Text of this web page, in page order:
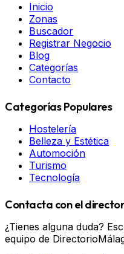
Inicio
Zonas
Buscador
Registrar Negocio
Blog
Categorías
Contacto
Categorías Populares
Hostelería
Belleza y Estética
Automoción
Turismo
Tecnología
Contacta con el
¿Tienes alguna duda?
equipo de